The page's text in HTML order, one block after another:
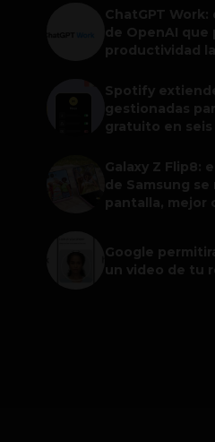
ChatGPT
de OpenAI que
productividad
Spotify
gestionadas
gratuito en seis
Galaxy Z Flip8:
de Samsung
pantalla, mejor
Google
un video de tu